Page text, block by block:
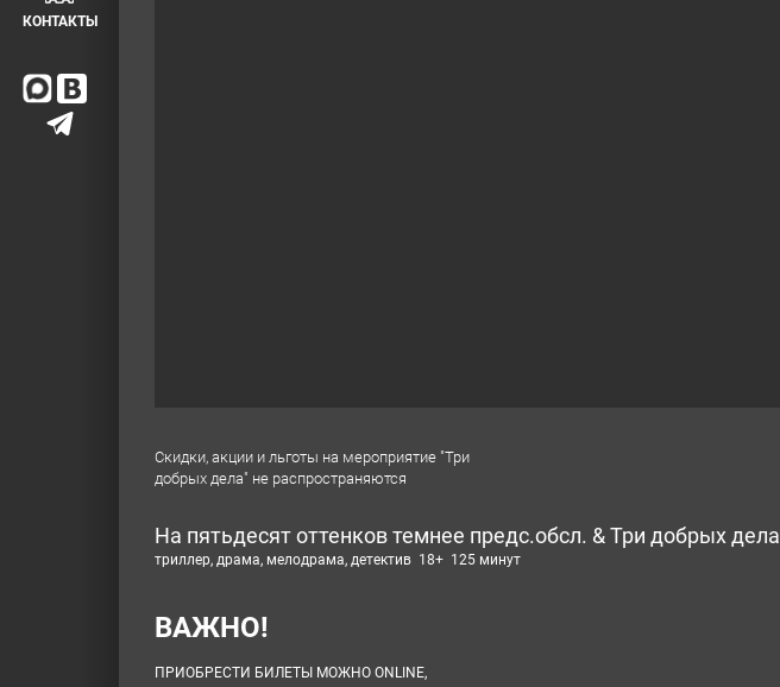
КОНТАКТЫ
Скидки, акции и льготы на мероприятие "Три
добрых дела" не распространяются
На пятьдесят оттенков темнее предс.обсл. & Три добрых дела
триллер, драма, мелодрама, детектив 18+ 125 минут
ВАЖНО!
ПРИОБРЕСТИ БИЛЕТЫ МОЖНО ONLINE,